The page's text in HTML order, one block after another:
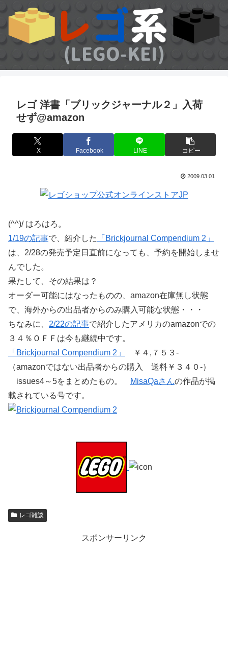
レゴ 洋書「ブリックジャーナル２」入荷
せず@amazon
X Facebook LINE コピー
2009.03.01
(^^)/ はろはろ。
1/19の記事で、紹介した
「Brickjournal Compendium 2」
は、2/28の発売予定日直前になっても、予約を開始しませ
んでした。
果たして、その結果は？
オーダー可能にはなったものの、amazon在庫無し状態
で、海外からの出品者からのみ購入可能な状態・・・
ちなみに、 2/22の記事で紹介したアメリカのamazonでの
３４％ＯＦＦは今も継続中です。
「Brickjournal Compendium 2」
￥４,７５３-
（amazonではない出品者からの購入 送料￥３４０-）
issues4～5をまとめたもの。
MisaQaさんの作品が掲
載されている号です。
レゴ雑談
スポンサーリンク